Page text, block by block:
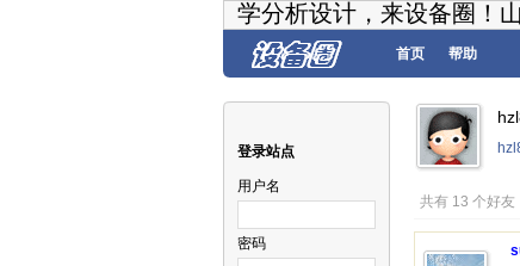
学分析设计，来设备圈！
首页 帮助
登录站点
用户名
密码
共有 13 个好友